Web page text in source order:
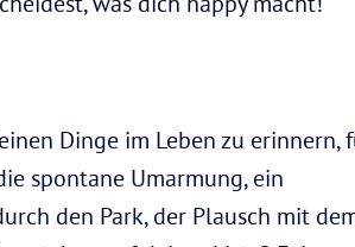
Dinge im Leben zu erinnern,
spontane Umarmung, ein
den Park, der Plausch mit